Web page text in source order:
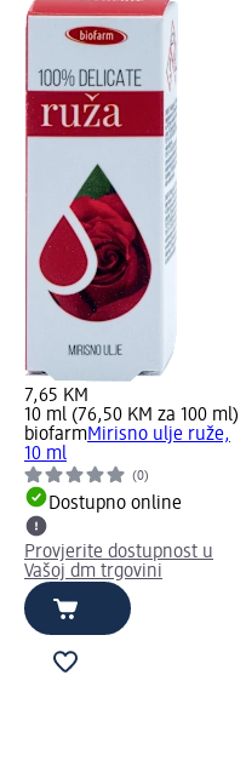
7,65 KM
10 ml (76,50 KM za 100 ml)
biofarmMirisno ulje ruže,
10 ml
(0)
Dostupno online
Provjerite dostupnost u
Vašoj dm trgovini